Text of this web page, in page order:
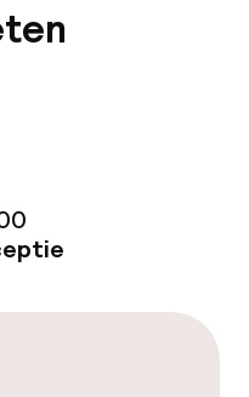
beschikbaar